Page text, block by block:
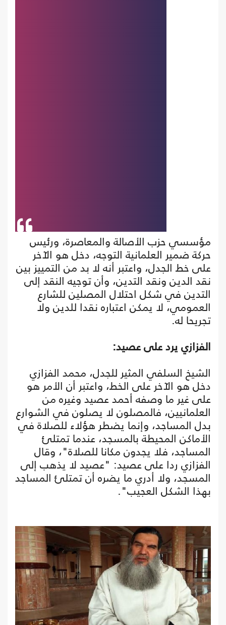
مؤسسي حزب الأصالة والمعاصرة، ورئيس
حركة ضمير العلمانية التوجه، دخل هو الآخر
على خط الجدل، واعتبر أنه لا بد من التمييز بين
نقد الدين ونقد التدين، وأن توجيه النقد إلى
التدين في شكل احتلال المصلين للشارع
العمومي، لا يمكن اعتباره نقدا للدين ولا
تجريحا له.
الفزازي يرد على عصيد:
الشيخ السلفي المثير للجدل، محمد الفزازي
دخل هو الآخر على الخط، واعتبر أن الأمر هو
على غير ما وصفه أحمد عصيد وغيره من
العلمانيين، فالمصلون لا يصلون في الشوارع
بدل المساجد، وإنما يضطر هؤلاء للصلاة في
الأماكن المحيطة بالمسجد، عندما تمتلئ
المساجد، فلا يجدون مكانا للصلاة"، وقال
الفزازي ردا على عصيد: "عصيد لا يذهب إلى
المسجد، ولا أدري ما يضره أن تمتلئ المساجد
بهذا الشكل العجيب".